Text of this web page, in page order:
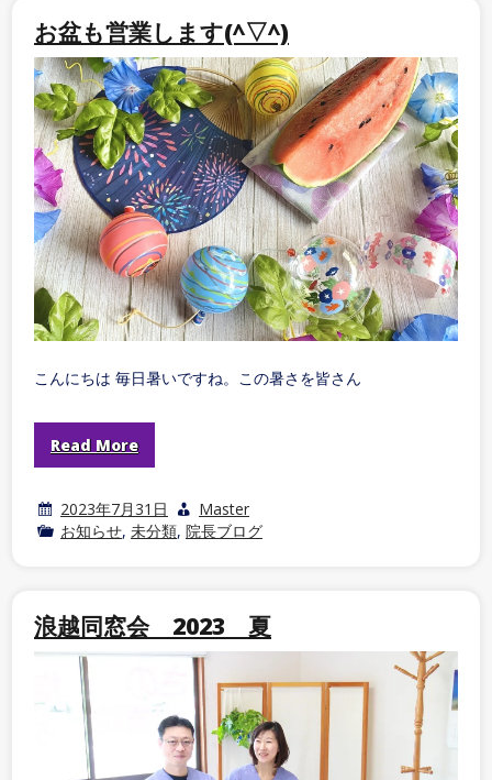
お盆も営業します(^▽^)
こんにちは 毎日暑いですね。この暑さを皆さん
Read More
2023年7月31日
Master
お知らせ, 未分類, 院長ブログ
浪越同窓会 2023 夏